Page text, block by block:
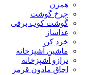
همزن
چرخ گوشت
گوشت کوب برقی
غذاساز
خرد کن
ماشین آشپزخانه
ترازو آشپزخانه
اجاق مادون قرمز